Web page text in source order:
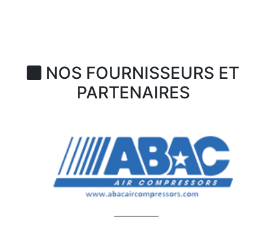
NOS FOURNISSEURS ET
PARTENAIRES